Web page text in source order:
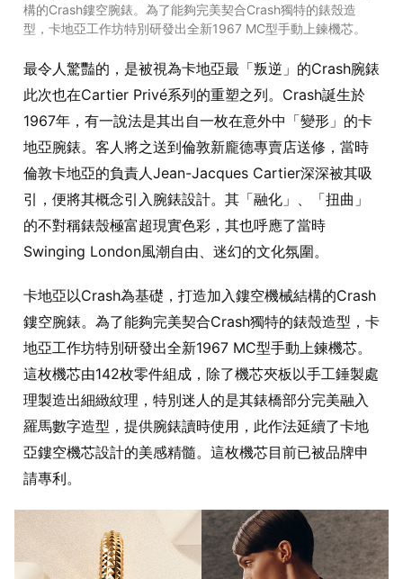
構的Crash鏤空腕錶。為了能夠完美契合Crash獨特的錶殼造
型，卡地亞工作坊特別研發出全新1967 MC型手動上鍊機芯。
最令人驚豔的，是被視為卡地亞最「叛逆」的Crash腕錶
此次也在Cartier Privé系列的重塑之列。Crash誕生於
1967年，有一說法是其出自一枚在意外中「變形」的卡
地亞腕錶。客人將之送到倫敦新龐德專賣店送修，當時
倫敦卡地亞的負責人Jean-Jacques Cartier深深被其吸
引，便將其概念引入腕錶設計。其「融化」、「扭曲」
的不對稱錶殼極富超現實色彩，其也呼應了當時
Swinging London風潮自由、迷幻的文化氛圍。
卡地亞以Crash為基礎，打造加入鏤空機械結構的Crash
鏤空腕錶。為了能夠完美契合Crash獨特的錶殼造型，卡
地亞工作坊特別研發出全新1967 MC型手動上鍊機芯。
這枚機芯由142枚零件組成，除了機芯夾板以手工錘製處
理製造出細緻紋理，特別迷人的是其錶橋部分完美融入
羅馬數字造型，提供腕錶讀時使用，此作法延續了卡地
亞鏤空機芯設計的美感精髓。這枚機芯目前已被品牌申
請專利。